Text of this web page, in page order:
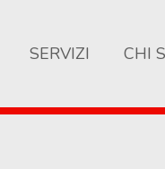
SERVIZI CHI